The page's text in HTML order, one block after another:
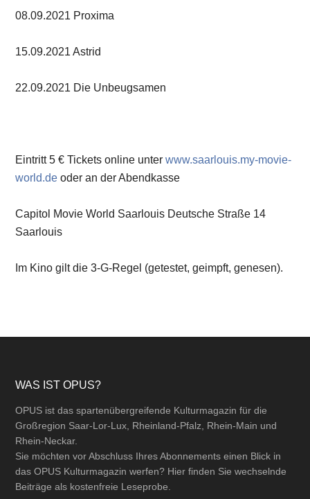
08.09.2021 Proxima
15.09.2021 Astrid
22.09.2021 Die Unbeugsamen
Eintritt 5 € Tickets online unterwww.saarlouis.my-movie-
world.de oder an der Abendkasse
Capitol Movie World Saarlouis Deutsche Straße 14
Saarlouis
Im Kino gilt die 3-G-Regel (getestet, geimpft, genesen).
Footer
WAS IST OPUS?
OPUS ist das spartenübergreifende Kulturmagazin für die
Großregion Saar-Lor-Lux, Rheinland-Pfalz, Rhein-Main und
Rhein-Neckar.
Sie möchten vor Abschluss Ihres Abonnements einen Blick in
das OPUS Kulturmagazin werfen? Hier finden Sie wechselnde
Beiträge als kostenfreie Leseprobe.